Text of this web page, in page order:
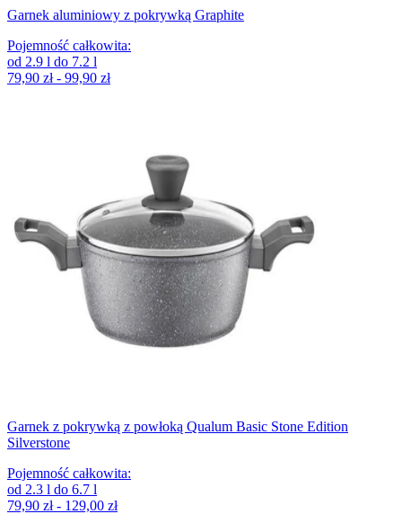
Garnek aluminiowy z pokrywką Graphite
Pojemność całkowita:
od 2.9 l do 7.2 l
79,90 zł - 99,90 zł
Garnek z pokrywką z powłoką Qualum Basic Stone Edition
Silverstone
Pojemność całkowita:
od 2.3 l do 6.7 l
79,90 zł - 129,00 zł